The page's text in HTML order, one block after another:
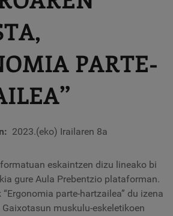
PARTE-
2023.(eko) Irailaren 8a
eskaintzen dizu lineako bi
gure Aula Prebentzio plataforman.
parte-hartzailea” du izena
Gaixotasun muskulu-eskeletikoen